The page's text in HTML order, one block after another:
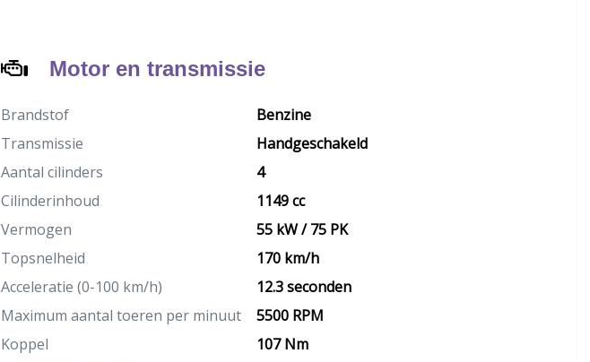
Motor en transmissie
Brandstof
Benzine
Transmissie
Handgeschakeld
Aantal cilinders
4
Cilinderinhoud
1149 cc
Vermogen
55 kW / 75 PK
Topsnelheid
170 km/h
Acceleratie (0-100 km/h)
12.3 seconden
Maximum aantal toeren per minuut
5500 RPM
Koppel
107 Nm